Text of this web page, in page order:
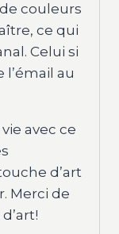
couleurs
ce qui
Celui si
l’émail au
avec ce
d’art
Merci de